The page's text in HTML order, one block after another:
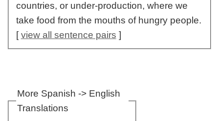
countries, or under-production, where we
take food from the mouths of hungry people.
[view all sentence pairs ]
More Spanish -> English
Translations